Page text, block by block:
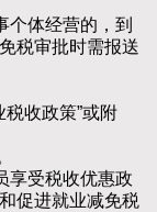
体经营的，到
税审批时需报送
收政策”或附
受税收优惠政
促进就业减免税